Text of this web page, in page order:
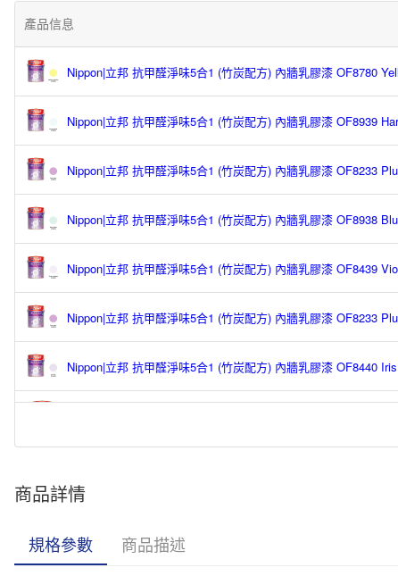
產品信息
Nippon|立邦 抗甲醛淨味5合1 (竹炭配方) 內牆乳膠漆 OF8780
Nippon|立邦 抗甲醛淨味5合1 (竹炭配方) 內牆乳膠漆 OF8939
Nippon|立邦 抗甲醛淨味5合1 (竹炭配方) 內牆乳膠漆 OF8233
Nippon|立邦 抗甲醛淨味5合1 (竹炭配方) 內牆乳膠漆 OF8938
Nippon|立邦 抗甲醛淨味5合1 (竹炭配方) 內牆乳膠漆 OF8439
Nippon|立邦 抗甲醛淨味5合1 (竹炭配方) 內牆乳膠漆 OF8233
Nippon|立邦 抗甲醛淨味5合1 (竹炭配方) 內牆乳膠漆 OF8440 Iris
商品詳情
規格參數 商品描述